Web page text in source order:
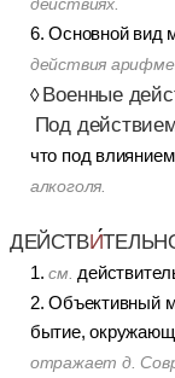
действиях.
6. Основной вид
действия
◊Военные
Под
что под влиянием
алкоголя.
ДЕЙСТВИ
1.см.
2. Объективный
бытие,
отражает д.